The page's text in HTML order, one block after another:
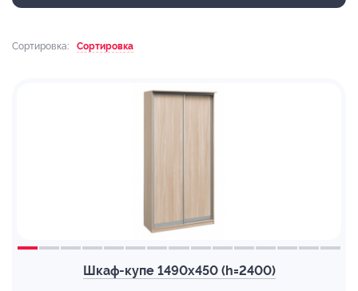
Сортировка: Сортировка
Шкаф-купе 1490х450 (h=2400)